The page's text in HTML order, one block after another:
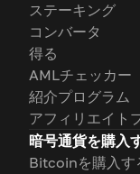
ステーキング
コンバータ
得る
AMLチェッカー
紹介プログラム
アフィリエイト
暗号通貨を購入
Bitcoinを購入す